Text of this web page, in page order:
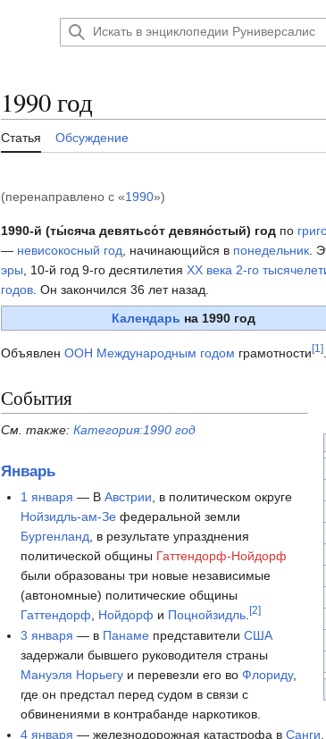
1990 год
Статья Обсуждение
(перенаправлено с «1990»)
1990-й (ты́сяча девятьсо́т девяно́стый) год по
— невисокосный год , начинающийся в понедельник .
эры , 10-й год 9-го десятилетия XX века 2-го
годов . Он закончился 36 лет назад.
Календарь на 1990 год
Объявлен ООН Международным годом грамотности [1]
События
См. также: Категория:1990 год
Январь
1 января — ВАвстрии , в политическом округе
Нойзидль-ам-Зе федеральной земли
Бургенланд , в результате упразднения
политической общины Гаттендорф-Нойдорф
были образованы три новые независимые
(автономные) политические общины
Гаттендорф
Нойдорф и Поцнойзидль .[2]
3 января — в Панаме представителиСША
задержали бывшего руководителя страны
Мануэля Норьегу и перевезли его воФлориду,
где он предстал перед судом в связи с
обвинениями в контрабанде наркотиков.
4 января — железнодорожная катастрофа вСанги,